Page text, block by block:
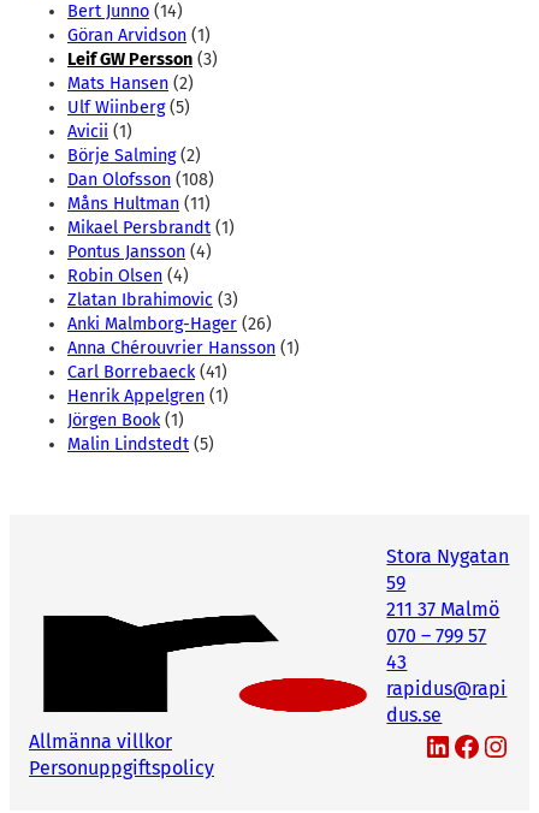
Bert Junno (14)
Göran Arvidson (1)
Leif GW Persson (3)
Mats Hansen (2)
Ulf Wiinberg(5)
Avicii (1)
Börje Salming(2)
Dan Olofsson (108)
Måns Hultman (11)
Mikael Persbrandt (1)
Pontus Jansson (4)
Robin Olsen (4)
Zlatan Ibrahimovic (3)
Anki Malmborg-Hager (26)
Anna Chérouvrier Hansson (1)
Carl Borrebaeck(41)
Henrik Appelgren (1)
Jörgen Book(1)
Malin Lindstedt (5)
Stora Nygatan
59
211 37 Malmö
070 – 799 57
43
rapidus@rapi
dus.se
Allmänna villkor
Personuppgiftspolicy
LinkedIn Facebook Instagram